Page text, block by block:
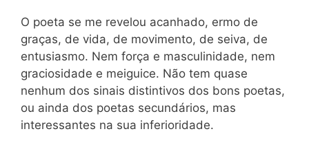
O poeta se me revelou acanhado, ermo de
graças, de vida, de movimento, de seiva, de
entusiasmo. Nem força e masculinidade, nem
graciosidade e meiguice. Não tem quase
nenhum dos sinais distintivos dos bons poetas,
ou ainda dos poetas secundários, mas
interessantes na sua inferioridade.